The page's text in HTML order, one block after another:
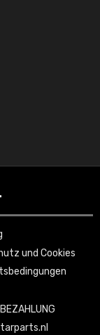
und Cookies